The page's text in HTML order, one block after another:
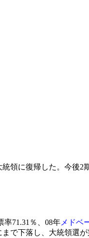
に復帰した。今後2
71.31％、08年 メドベ
で下落し、大統領選